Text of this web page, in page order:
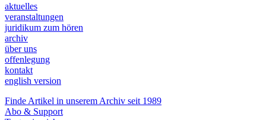
aktuelles
veranstaltungen
juridikum zum hören
archiv
über uns
offenlegung
kontakt
english version
Finde Artikel in unserem Archiv seit 1989
Abo & Support